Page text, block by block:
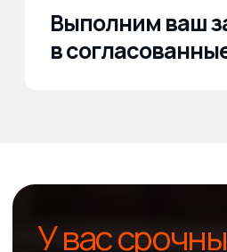
Низкая стоимость
сотрудничества
Работаем с 2011 года. В нашем арсенале сотни